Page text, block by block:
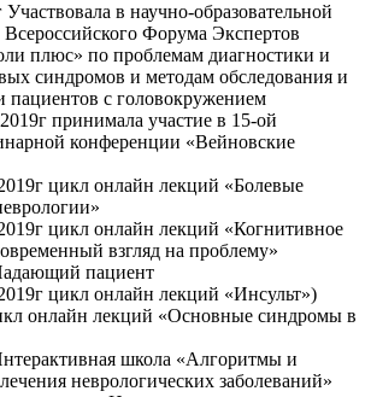
в научно-образовательной
Форума Экспертов
плюс» по проблемам диагностики и
синдромов и методам обследования и
пациентов с головокружением
принимала участие в 15-ой
конференции «Вейновские
цикл онлайн лекций «Болевые
цикл онлайн лекций «Когнитивное
взгляд на проблему»
пациент
цикл онлайн лекций «Инсульт»)
онлайн лекций «Основные синдромы в
школа «Алгоритмы и
неврологических заболеваний»